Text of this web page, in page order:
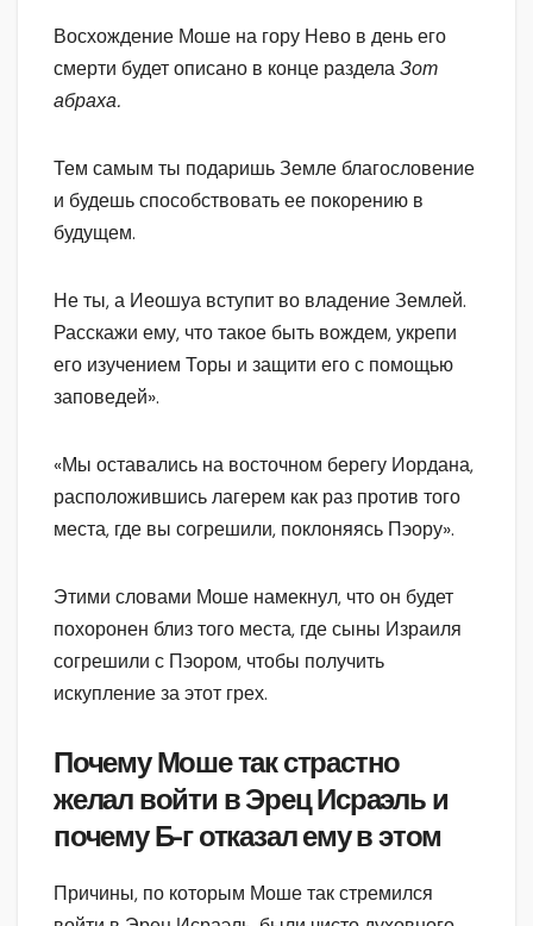
Восхождение Моше на гору Нево в день его
смерти будет описано в конце разделаЗот
абраха.
Тем самым ты подаришь Земле благословение
и будешь способствовать ее покорению в
будущем.
Не ты, а Иеошуа вступит во владение Землей.
Расскажи ему, что такое быть вождем, укрепи
его изучением Торы и защити его с помощью
заповедей».
«Мы оставались на восточном берегу Иордана,
расположившись лагерем как раз против того
места, где вы согрешили, поклоняясь Пэору».
Этими словами Моше намекнул, что он будет
похоронен близ того места, где сыны Израиля
согрешили с Пэором, чтобы получить
искупление за этот грех.
Почему Моше так страстно
желал войти в Эрец Исраэль и
почему Б-г отказал ему в этом
Причины, по которым Моше так стремился